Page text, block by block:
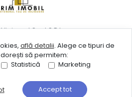
Spot S.R.L.
în
află detalii. Alege ce tipuri de
să permitem:
Statistică Marketing
Accept tot